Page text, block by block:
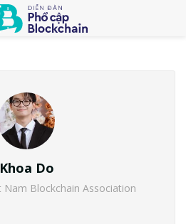
Khoa Do
Nam Blockchain Association